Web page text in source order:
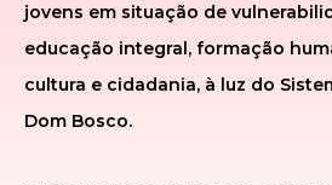
jovens em situação de
educação integral, formação
cultura e cidadania, à luz do
Dom Bosco.